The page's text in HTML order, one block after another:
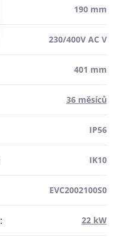
190 mm
230/400V AC V
401 mm
36 měsíců
IP56
IK10
EVC2002100S0
: 22 kW